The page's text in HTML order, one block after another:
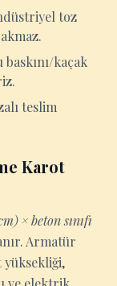
toz
baskını/kaçak
teslim
Karot
× beton sınıfı
Armatür
yüksekliği,